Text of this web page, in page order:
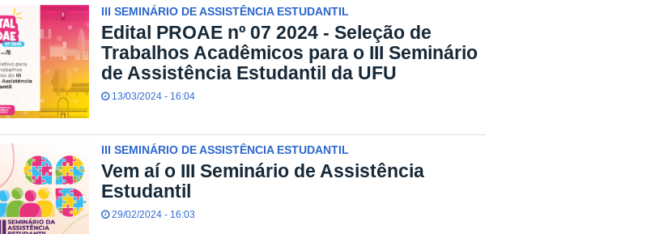
III SEMINÁRIO DE ASSISTÊNCIA ESTUDANTIL
Edital PROAE nº 07 2024 - Seleção de
Trabalhos Acadêmicos para o III Seminário
de Assistência Estudantil da UFU
13/03/2024 - 16:04
III SEMINÁRIO DE ASSISTÊNCIA ESTUDANTIL
Vem aí o III Seminário de Assistência
Estudantil
29/02/2024 - 16:03